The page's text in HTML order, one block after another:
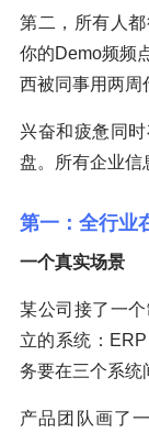
第二，所有人
你的Demo频频
西被同事用两周
兴奋和疲惫同
盘。所有企业信
第一：全行业
一个真实场景
某公司接了一
立的系统：
务要在三个系统
产品团队画了